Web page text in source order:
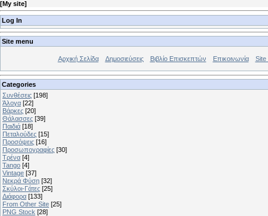
[My site]
Log In
Site menu
Αρχική Σελίδα Δημοσιεύσεις Βιβλίο Επισκεπτών Επικοινωνία Site
Categories
Συνθέσεις [198]
Άλογα [22]
Βάρκες [20]
Θάλασσες [39]
Παιδιά [18]
Πεταλούδες [15]
Προσόψεις [16]
Προσωπογραφίες [30]
Τρένα [4]
Tango [4]
Vintage [37]
Νεκρά Φύση [32]
Σκύλοι-Γάτες [25]
Διάφορα [133]
From Other Site [25]
PNG Stock [28]